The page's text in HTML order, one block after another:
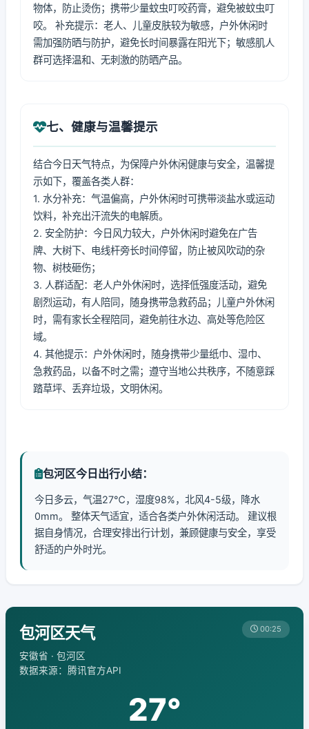
物体，防止烫伤；携带少量蚊虫叮咬药膏，避免被蚊虫叮
咬。 补充提示：老人、儿童皮肤较为敏感，户外休闲时
需加强防晒与防护，避免长时间暴露在阳光下；敏感肌人
群可选择温和、无刺激的防晒产品。
七、健康与温馨提示
结合今日天气特点，为保障户外休闲健康与安全，温馨提
示如下，覆盖各类人群：
1. 水分补充：气温偏高，户外休闲时可携带淡盐水或运动
饮料，补充出汗流失的电解质。
2. 安全防护：今日风力较大，户外休闲时避免在广告
牌、大树下、电线杆旁长时间停留，防止被风吹动的杂
物、树枝砸伤；
3. 人群适配：老人户外休闲时，选择低强度活动，避免
剧烈运动，有人陪同，随身携带急救药品；儿童户外休闲
时，需有家长全程陪同，避免前往水边、高处等危险区
域。
4. 其他提示：户外休闲时，随身携带少量纸巾、湿巾、
急救药品，以备不时之需；遵守当地公共秩序，不随意踩
踏草坪、丢弃垃圾，文明休闲。
包河区今日出行小结：
今日多云，气温27℃，湿度98%，北风4-5级，降水
0mm。 整体天气适宜，适合各类户外休闲活动。 建议根
据自身情况，合理安排出行计划，兼顾健康与安全，享受
舒适的户外时光。
包河区天气
安徽省 · 包河区
数据来源：腾讯官方API
00:25
27°